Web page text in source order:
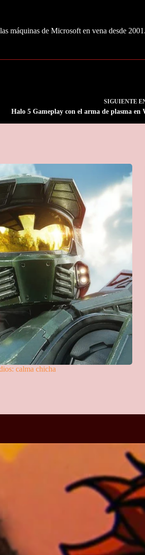
máquinas de Microsoft en vena desde 2001.
SIGUIENTE
Halo 5 Gameplay con el arma de plasma en
calma chicha